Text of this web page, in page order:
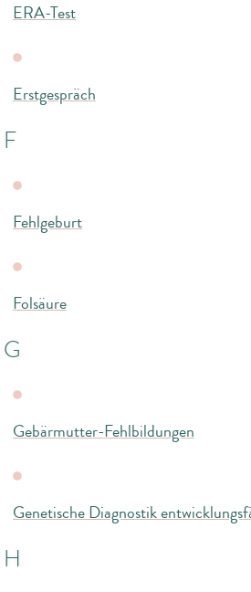
ERA-Test
Erstgespräch
F
Fehlgeburt
Folsäure
G
Gebärmutter-Fehlbildungen
Genetische Diagnostik
H